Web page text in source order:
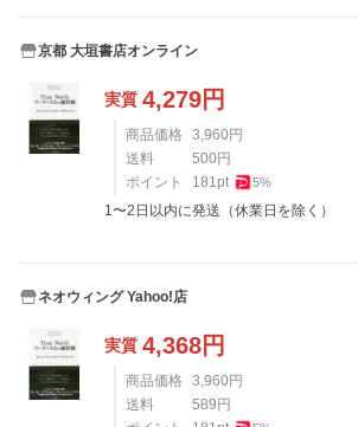
京都 大垣書店オンライン
実質 4,279円
商品価格 3,960 円
送料
500 円
ポイント
181pt 5%
1〜2日以内に発送（休業日を除く）
ネオウィング Yahoo!店
実質 4,368円
商品価格 3,960 円
送料
589 円